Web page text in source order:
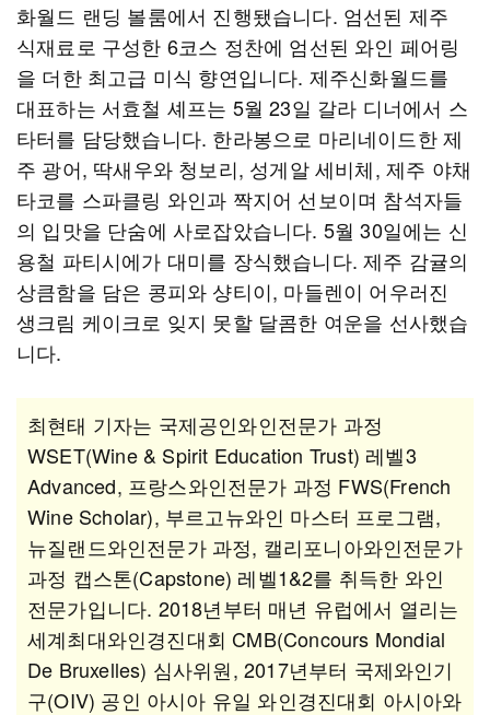
화월드 랜딩 볼룸에서 진행됐습니다. 엄선된 제주
식재료로 구성한 6코스 정찬에 엄선된 와인 페어링
을 더한 최고급 미식 향연입니다. 제주신화월드를
대표하는 서효철 셰프는 5월 23일 갈라 디너에서 스
타터를 담당했습니다. 한라봉으로 마리네이드한 제
주 광어, 딱새우와 청보리, 성게알 세비체, 제주 야채
타코를 스파클링 와인과 짝지어 선보이며 참석자들
의 입맛을 단숨에 사로잡았습니다. 5월 30일에는 신
용철 파티시에가 대미를 장식했습니다. 제주 감귤의
상큼함을 담은 콩피와 샹티이, 마들렌이 어우러진
생크림 케이크로 잊지 못할 달콤한 여운을 선사했습
니다.
최현태 기자는 국제공인와인전문가 과정
WSET(Wine & Spirit Education Trust) 레벨3
Advanced, 프랑스와인전문가 과정 FWS(French
Wine Scholar), 부르고뉴와인 마스터 프로그램,
뉴질랜드와인전문가 과정, 캘리포니아와인전문가
과정 캡스톤(Capstone) 레벨1&2를 취득한 와인
전문가입니다. 2018년부터 매년 유럽에서 열리는
세계최대와인경진대회 CMB(Concours Mondial
De Bruxelles) 심사위원, 2017년부터 국제와인기
구(OIV) 공인 아시아 유일 와인경진대회 아시아와